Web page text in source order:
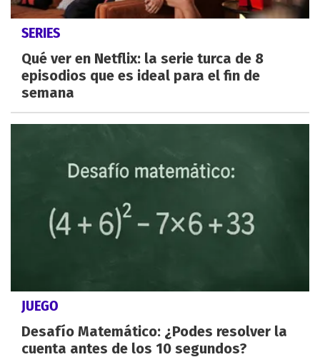
SERIES
Qué ver en Netflix: la serie turca de 8
episodios que es ideal para el fin de
semana
JUEGO
Desafío Matemático: ¿Podes resolver la
cuenta antes de los 10 segundos?